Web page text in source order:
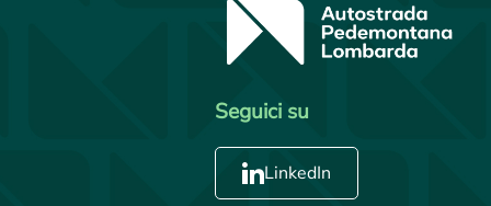
Seguici su
LinkedIn